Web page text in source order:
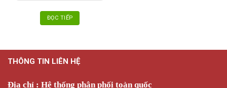
ĐỌC TIẾP
THÔNG TIN LIÊN HỆ
Địa chỉ : Hệ thống phân phối toàn quốc